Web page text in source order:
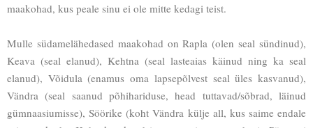
maakohad, kus peale sinu ei ole mitte kedagi teist.
Mulle südamelähedased maakohad on Rapla (olen seal sündinud),
Keava (seal elanud), Kehtna (seal lasteaias käinud ning ka seal
elanud), Võidula (enamus oma lapsepõlvest seal üles kasvanud),
Vändra (seal saanud põhihariduse, head tuttavad/sõbrad, läinud
gümnaasiumisse), Söörike (koht Vändra külje all, kus saime endale